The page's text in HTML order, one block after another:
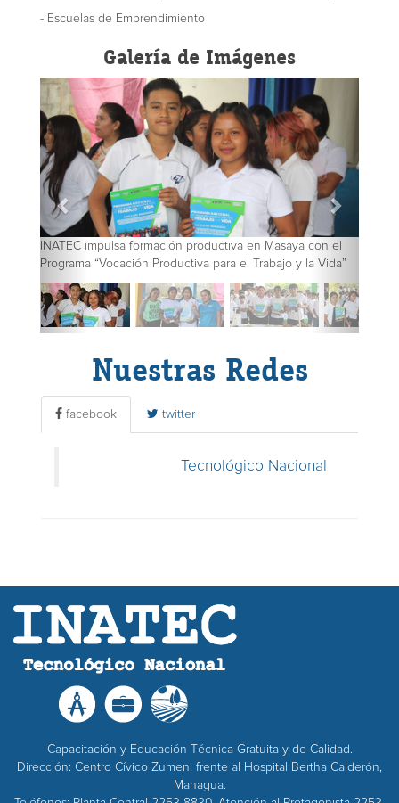
- Escuelas de Emprendimiento
Galería de Imágenes
con el
y la Vida”
INATEC impulsa formación productiva en Masaya con el
Programa “Vocación Productiva para el Trabajo y la Vida”
Nuestras Redes
facebook twitter
Tecnológico Nacional
Capacitación y Educación Técnica Gratuita y de Calidad.
Dirección: Centro Cívico Zumen, frente al Hospital Bertha Calderón,
Managua.